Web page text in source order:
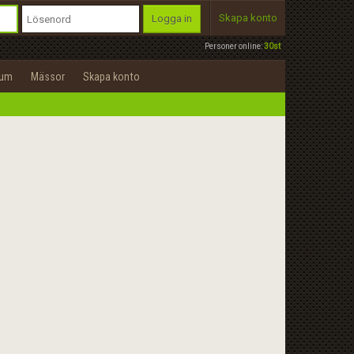
Personer online:30st
Logga in Skapa konto
Mässor Skapa konto